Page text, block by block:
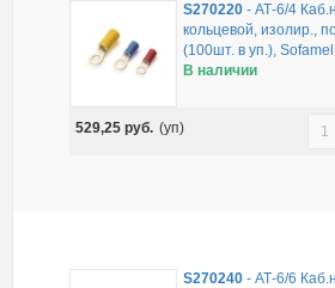
S270220 -АТ-6/4
кольцевой, изолир.,
(100шт. в уп.), Sofamel
В наличии
529,25руб. (уп)
S270240 -АТ-6/6